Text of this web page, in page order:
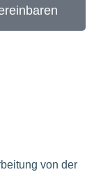
von der